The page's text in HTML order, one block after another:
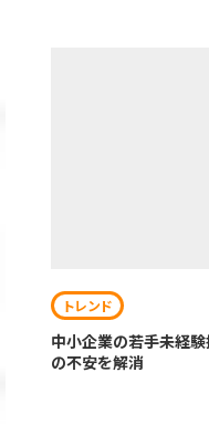
トレンド
中小企業の若手未経
の不安を解消